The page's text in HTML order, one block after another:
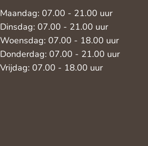
Maandag: 07.00 - 21.00 uur
Dinsdag: 07.00 - 21.00 uur
Woensdag: 07.00 - 18.00 uur
Donderdag: 07.00 - 21.00 uur
Vrijdag: 07.00 - 18.00 uur